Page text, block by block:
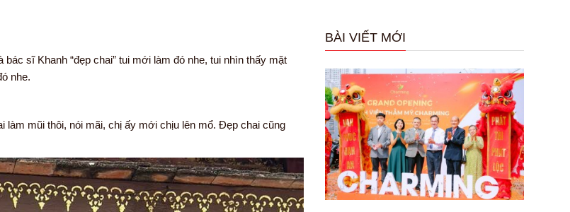
sĩ Khanh “đẹp chai” tui mới làm đó nhe, tui nhìn thấy mặt
nhe.
mũi thôi, nói mãi, chị ấy mới chịu lên mổ. Đẹp chai cũng
BÀI VIẾT MỚI